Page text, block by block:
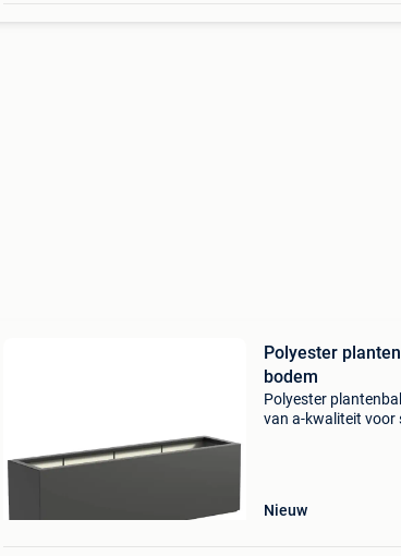
Polyester
bodem
Polyester
van a-kwaliteit voor
Nieuw